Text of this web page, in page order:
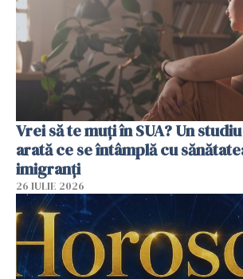
Vrei să te muți în SUA? Un
arată ce se întâmplă cu
imigranți
26 IULIE 2026